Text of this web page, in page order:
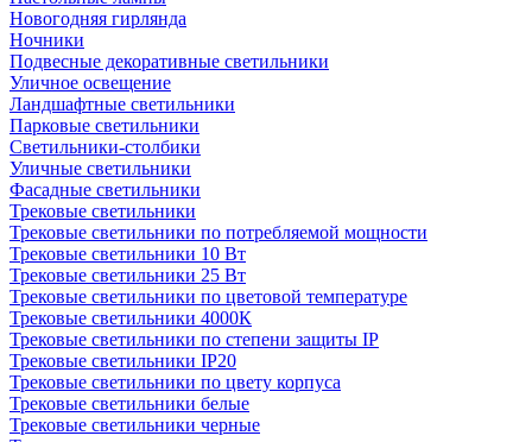
Новогодняя гирлянда
Ночники
Подвесные декоративные светильники
Уличное освещение
Ландшафтные светильники
Парковые светильники
Светильники-столбики
Уличные светильники
Фасадные светильники
Трековые светильники
Трековые светильники по потребляемой мощности
Трековые светильники 10 Вт
Трековые светильники 25 Вт
Трековые светильники по цветовой температуре
Трековые светильники 4000К
Трековые светильники по степени защиты IP
Трековые светильники IP20
Трековые светильники по цвету корпуса
Трековые светильники белые
Трековые светильники черные